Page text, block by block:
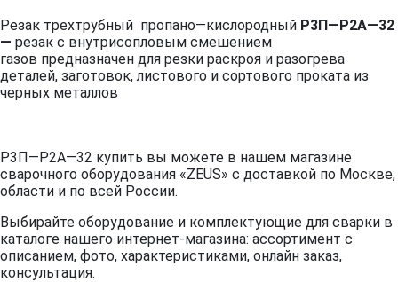
Резак трехтрубный пропано—кислородный Р3П—Р2А—32
— резак с внутрисопловым смешением
газов предназначен для резки раскроя и разогрева
деталей, заготовок, листового и сортового проката из
черных металлов
Р3П—Р2А—32 купить вы можете в нашем магазине
сварочного оборудования «ZEUS» с доставкой по Москве,
области и по всей России.
Выбирайте оборудование и комплектующие для сварки в
каталоге нашего интернет-магазина: ассортимент с
описанием, фото, характеристиками, онлайн заказ,
консультация.